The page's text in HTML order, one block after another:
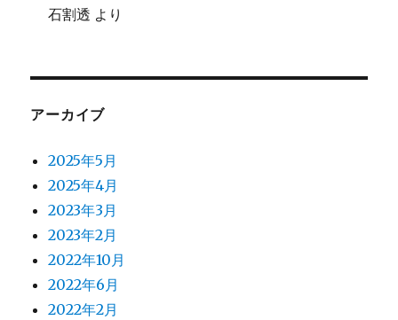
石割透 より
アーカイブ
2025年5月
2025年4月
2023年3月
2023年2月
2022年10月
2022年6月
2022年2月